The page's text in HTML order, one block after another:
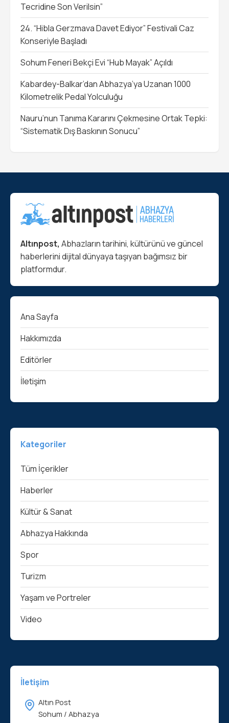
Tecridine Son Verilsin”
24. “Hibla Gerzmava Davet Ediyor” Festivali Caz
Konseriyle Başladı
Sohum Feneri Bekçi Evi “Hub Mayak” Açıldı
Kabardey-Balkar’dan Abhazya’ya Uzanan 1000
Kilometrelik Pedal Yolculuğu
Nauru’nun Tanıma Kararını Çekmesine Ortak Tepki:
“Sistematik Dış Baskının Sonucu”
Altınpost, Abhazların tarihini, kültürünü ve güncel
haberlerini dijital dünyaya taşıyan bağımsız bir
platformdur.
Ana Sayfa
Hakkımızda
Editörler
İletişim
Kategoriler
Tüm İçerikler
Haberler
Kültür & Sanat
Abhazya Hakkında
Spor
Turizm
Yaşam ve Portreler
Video
İletişim
Altın Post
Sohum / Abhazya